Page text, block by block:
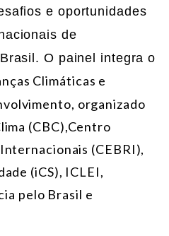
e oportunidades
de
O painel integra o
Climáticas e
organizado
(CBC),Centro
(CEBRI),
(iCS), ICLEI,
pelo Brasil e